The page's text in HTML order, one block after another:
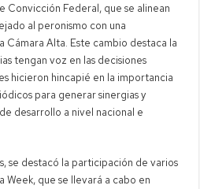
Convicción Federal, que se alinean
al peronismo con una
Alta. Este cambio destaca la
tengan voz en las decisiones
hicieron hincapié en la importancia
para generar sinergias y
desarrollo a nivel nacional e
se destacó la participación de varios
que se llevará a cabo en